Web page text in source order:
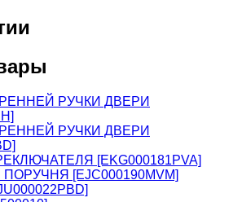
РУЧКИ ДВЕРИ
РУЧКИ ДВЕРИ
[EKG000181PVA]
[EJC000190MVM]